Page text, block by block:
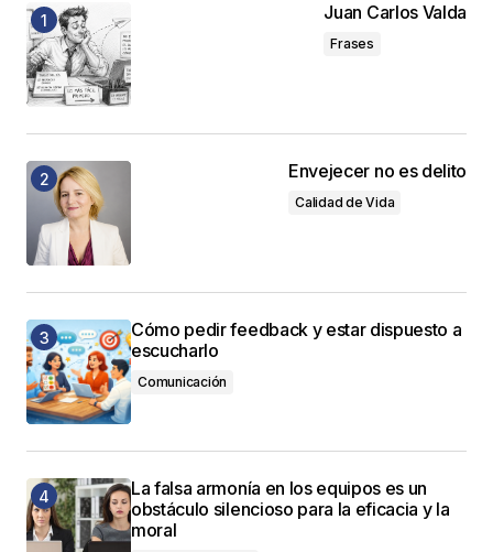
Juan Carlos Valda
Frases
Envejecer no es delito
Calidad de Vida
Cómo pedir feedback y estar dispuesto a
escucharlo
Comunicación
La falsa armonía en los equipos es un
obstáculo silencioso para la eficacia y la
moral